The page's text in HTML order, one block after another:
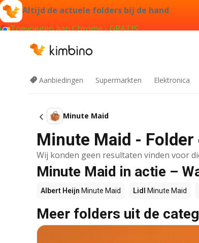
Altijd de actuele folders bij de hand
Toevoegen aan Chrome - GRATIS
Aanbiedingen Supermarkten Elektronica
Minute Maid
Minute Maid -
Wij konden geen resultaten vinden voor
Minute Maid in actie –
Albert Heijn Minute Maid Lidl Minute Maid
Meer folders uit de